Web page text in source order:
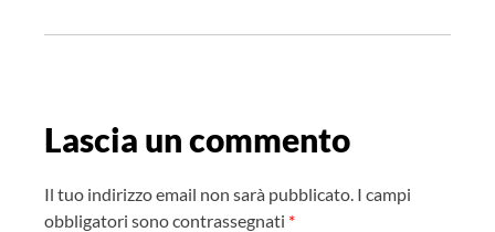
a
g
a
z
i
Lascia un commento
Il tuo indirizzo email non sarà pubblicato. I campi
obbligatori sono contrassegnati *